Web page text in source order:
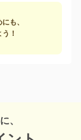
も、
！
、